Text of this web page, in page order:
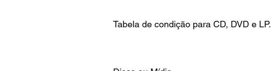
Tabela de condição para CD, DVD e LP.